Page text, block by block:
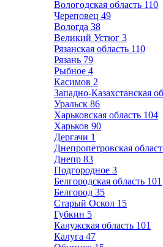
Вологодская область 110
Череповец 49
Вологда 38
Великий Устюг 3
Рязанская область 110
Рязань 79
Рыбное 4
Касимов 2
Западно-Казахстанская
Уральск 86
Харьковская область 104
Харьков 90
Дергачи 1
Днепропетровская
Днепр 83
Подгородное 3
Белгородская область 101
Белгород 35
Старый Оскол 15
Губкин 5
Калужская область 101
Калуга 47